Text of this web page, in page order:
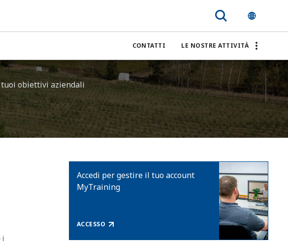
CONTATTI LE NOSTRE ATTIVITÀ
obiettivi aziendali
i
Accedi per gestire il tuo account
MyTraining
ACCESSO